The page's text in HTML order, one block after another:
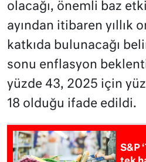
olacağı, önemli baz
ayından itibaren yıllık
katkıda bulunacağı
sonu enflasyon
yüzde 43, 2025 için
18 olduğu ifade edildi.
S&P